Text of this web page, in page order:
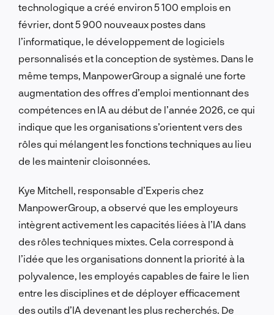
technologique a créé environ 5 100 emplois en
février, dont 5 900 nouveaux postes dans
l’informatique, le développement de logiciels
personnalisés et la conception de systèmes. Dans le
même temps, ManpowerGroup a signalé une forte
augmentation des offres d’emploi mentionnant des
compétences en IA au début de l’année 2026, ce qui
indique que les organisations s’orientent vers des
rôles qui mélangent les fonctions techniques au lieu
de les maintenir cloisonnées.
Kye Mitchell, responsable d’Experis chez
ManpowerGroup, a observé que les employeurs
intègrent activement les capacités liées à l’IA dans
des rôles techniques mixtes. Cela correspond à
l’idée que les organisations donnent la priorité à la
polyvalence, les employés capables de faire le lien
entre les disciplines et de déployer efficacement
des outils d’IA devenant les plus recherchés. De